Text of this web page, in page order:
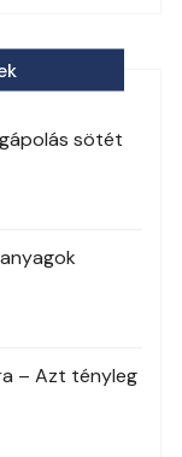
sötét
– Azt tényleg